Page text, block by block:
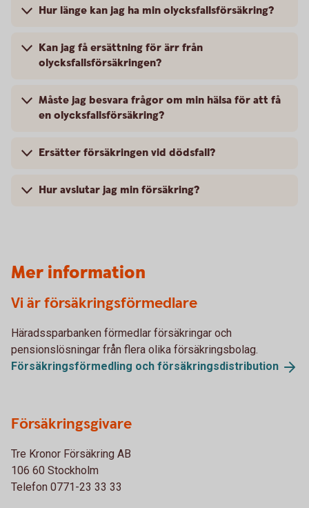
Hur länge kan jag ha min olycksfallsförsäkring?
Kan jag få ersättning för ärr från
olycksfallsförsäkringen?
Måste jag besvara frågor om min hälsa för att få
en olycksfallsförsäkring?
Ersätter försäkringen vid dödsfall?
Hur avslutar jag min försäkring?
Mer information
Vi är försäkringsförmedlare
Häradssparbanken förmedlar försäkringar och
pensionslösningar från flera olika försäkringsbolag.
Försäkringsförmedling och försäkringsdistribution
Försäkringsgivare
Tre Kronor Försäkring AB
106 60 Stockholm
Telefon 0771-23 33 33